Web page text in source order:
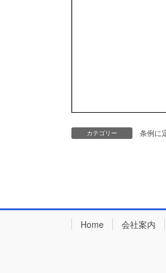
カテゴリー 条例に
Home 会社案内